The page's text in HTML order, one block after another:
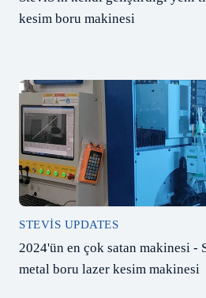
kesim boru makinesi
STEVIS UPDATES
2024'ün en çok satan makinesi -
metal boru lazer kesim makinesi